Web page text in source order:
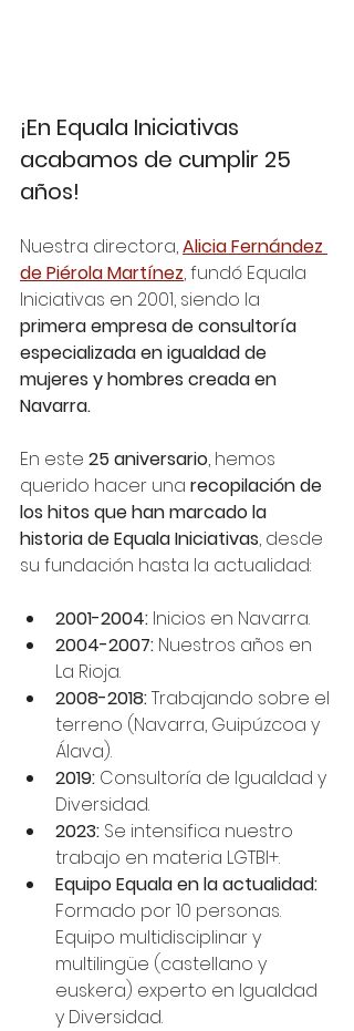
¡En Equala Iniciativas
acabamos de cumplir 25
años!
Nuestra directora, Alicia Fernández
de Piérola Martínez, fundó Equala
Iniciativas en 2001, siendo la
primera empresa de consultoría
especializada en igualdad de
mujeres y hombres creada en
Navarra.
En este 25 aniversario, hemos
querido hacer una recopilación de
los hitos que han marcado la
historia de Equala Iniciativas, desde
su fundación hasta la actualidad:
2001-2004: Inicios en Navarra.
2004-2007: Nuestros años en
La Rioja.
2008-2018: Trabajando sobre el
terreno (Navarra, Guipúzcoa y
Álava).
2019: Consultoría de Igualdad y
Diversidad.
2023: Se intensifica nuestro
trabajo en materia LGTBI+.
Equipo Equala en la actualidad:
Formado por 10 personas.
Equipo multidisciplinar y
multilingüe (castellano y
euskera) experto en Igualdad
y Diversidad.